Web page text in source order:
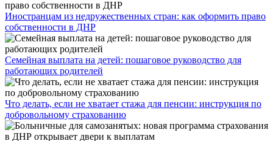
Иностранцам из недружественных стран: как оформить право
собственности в ДНР
Семейная выплата на детей: пошаговое руководство для
работающих родителей
Что делать, если не хватает стажа для пенсии: инструкция по
добровольному страхованию